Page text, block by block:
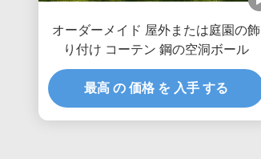
オーダーメイド 屋外または庭園の飾
り付け コーテン 鋼の空洞ボール
最高 の 価格 を 入手 する